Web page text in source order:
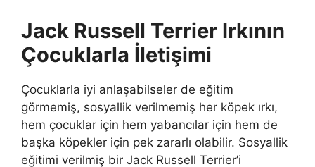
Jack Russell Terrier Irkının
Çocuklarla İletişimi
Çocuklarla iyi anlaşabilseler de eğitim
görmemiş, sosyallik verilmemiş her köpek ırkı,
hem çocuklar için hem yabancılar için hem de
başka köpekler için pek zararlı olabilir. Sosyallik
eğitimi verilmiş bir Jack Russell Terrier’i